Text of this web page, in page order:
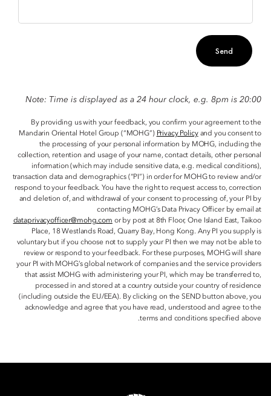
Send
Note: Time is displayed as a 24 hour clock, e.g. 8pm is 20:00
By providing us with your feedback, you confirm your agreement to the
Mandarin Oriental Hotel Group (“MOHG”) Privacy Policyand you consent to
the processing of your personal information by MOHG, including the
collection, retention and usage of your name, contact details, other personal
information (which may include sensitive data, e.g. medical conditions),
transaction data and demographics (“PI”) in order for MOHG to review and/or
respond to your feedback. You have the right to request access to, correction
and deletion of, and withdrawal of your consent to processing of, your PI by
contacting MOHG’s Data Privacy Officer by email at
dataprivacyofficer@mohg.com or by post at 8th Floor, One Island East, Taikoo
Place, 18 Westlands Road, Quarry Bay, Hong Kong. Any PI you supply is
voluntary but if you choose not to supply your PI then we may not be able to
review or respond to your feedback. For these purposes, MOHG will share
your PI with MOHG’s global network of companies and the service providers
that assist MOHG with administering your PI, which may be transferred to,
processed in and stored at a country outside your country of residence
(including outside the EU/EEA). By clicking on the SEND button above, you
acknowledge and agree that you have read, understood and agree to the
terms and conditions specified above.